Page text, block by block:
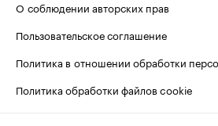
О соблюдении авторских прав
Пользовательское соглашение
Политика в отношении обработки
Политика обработки файлов cookie